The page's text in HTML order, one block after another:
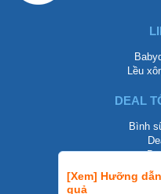
[Xem] Hưỡng
quả
Lều
DEAL
Bình